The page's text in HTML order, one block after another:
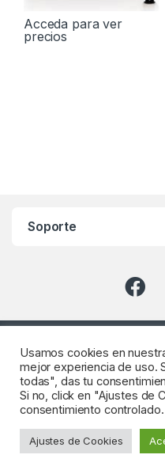
Acceda para ver
precios
Soporte
922
Usamos cookies en
mejor experiencia de uso.
todas", das tu
Si no, click en "Ajustes de
consentimiento controlado.
Ajustes de Cookies